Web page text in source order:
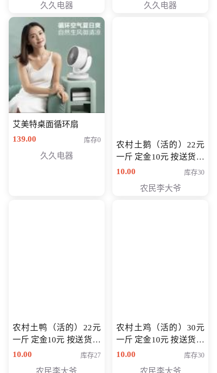
久久电器 久久电器
艾美特桌面循环扇
139.00
库存0
久久电器
农村土鹅（活的）22元
一斤 定金10元 按送货交
付时秤重计算货款 定金
10.00 库存30
农民李大爷
农村土鸭（活的）22元
一斤 定金10元 按送货交
付时秤重计算货款 定金
10.00 库存27
农村土鸡（活的）30元
一斤 定金10元 按送货交
付时秤重计算货款 定金
10.00 库存30